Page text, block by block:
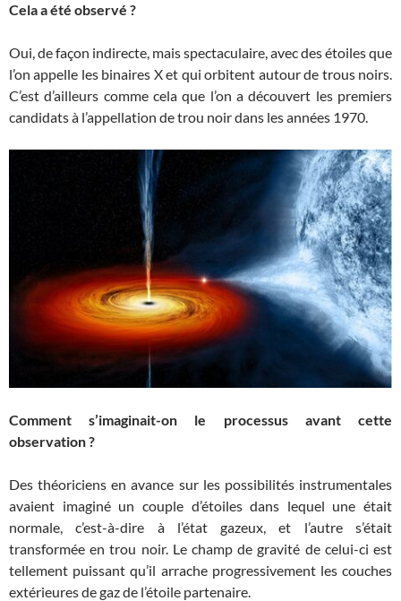
Cela a été observé ?
Oui, de façon indirecte, mais spectaculaire, avec des étoiles que
l’on appelle les binaires X et qui orbitent autour de trous noirs.
C’est d’ailleurs comme cela que l’on a découvert les premiers
candidats à l’appellation de trou noir dans les années 1970.
Comment s’imaginait-on le processus avant cette
observation ?
Des théoriciens en avance sur les possibilités instrumentales
avaient imaginé un couple d’étoiles dans lequel une était
normale, c’est-à-dire à l’état gazeux, et l’autre s’était
transformée en trou noir. Le champ de gravité de celui-ci est
tellement puissant qu’il arrache progressivement les couches
extérieures de gaz de l’étoile partenaire.